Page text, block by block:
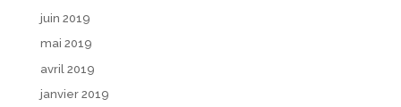
juin 2019
mai 2019
avril 2019
janvier 2019